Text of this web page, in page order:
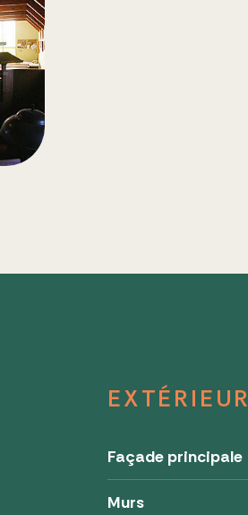
EXTÉRIEUR
Façade principale
Murs